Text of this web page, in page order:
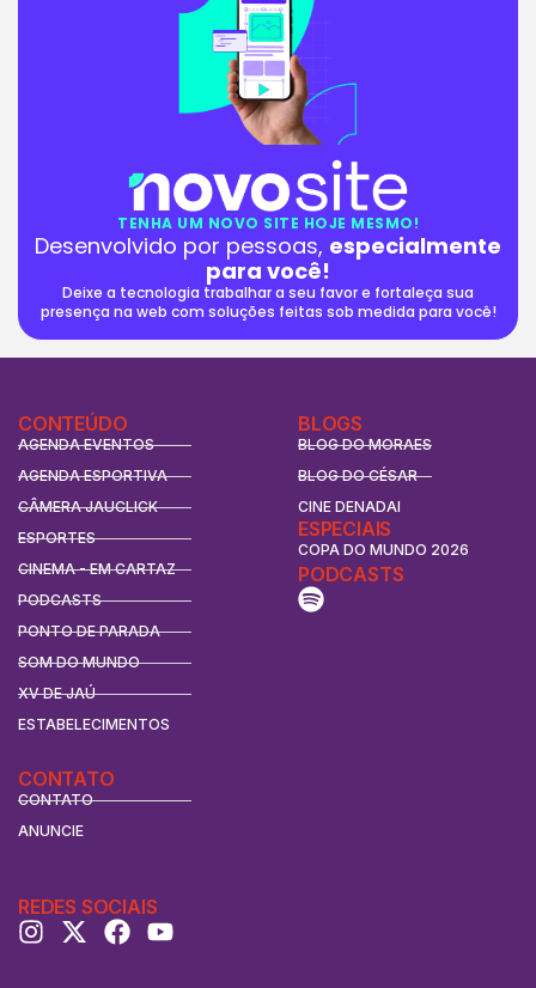
TENHA UM NOVO SITE HOJE MESMO!
Desenvolvido por pessoas, especialmente
para você!
Deixe a tecnologia trabalhar a seu favor e fortaleça sua
presença na web com soluções feitas sob medida para você!
CONTEÚDO
AGENDA EVENTOS
AGENDA ESPORTIVA
CÂMERA JAUCLICK
ESPORTES
CINEMA - EM CARTAZ
PODCASTS
PONTO DE PARADA
SOM DO MUNDO
XV DE JAÚ
ESTABELECIMENTOS
BLOGS
BLOG DO MORAES
BLOG DO CÉSAR
CINE DENADAI
ESPECIAIS
COPA DO MUNDO 2026
CONTATO
CONTATO
ANUNCIE
PODCASTS
REDES SOCIAIS